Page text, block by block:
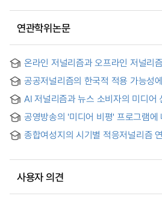
연관학위논문
온라인 저널리즘과 오프라인 저널리
동아닷컴을 중심으로 = (The)
journalism and offline journalism :
Donga Ilbo and the Donga.com
공공저널리즘의 한국적 적용 가능성
지방지, SO를 중심으로 = (A) study
applying public journalism to
to on-line newspapers, local
AI 저널리즘과 뉴스 소비자의 미디어 신뢰 연구 = AI Journalism
and News consumers trust in
공영방송의 '미디어 비평' 프로그램
study on the journalism images
criticism' program of the public
종합여성지의 시기별 적응저널리즘
magazines in South Korea since
사용자 의견